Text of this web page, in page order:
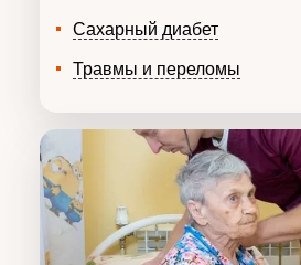
Сахарный диабет
Травмы и переломы